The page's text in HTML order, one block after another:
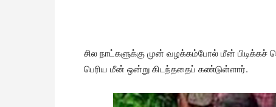
சில நாட்களுக்கு முன் வழக்கம்போல் மீன்
பெரிய மீன் ஒன்று கிடந்ததைப் கண்டுள்ளார்.